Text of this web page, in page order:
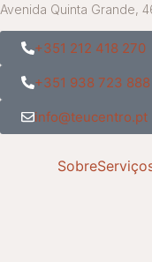
Avenida Quinta Grande,
+351 212 418 270
+351 938 723 888
info@teucentro.pt
Sobre